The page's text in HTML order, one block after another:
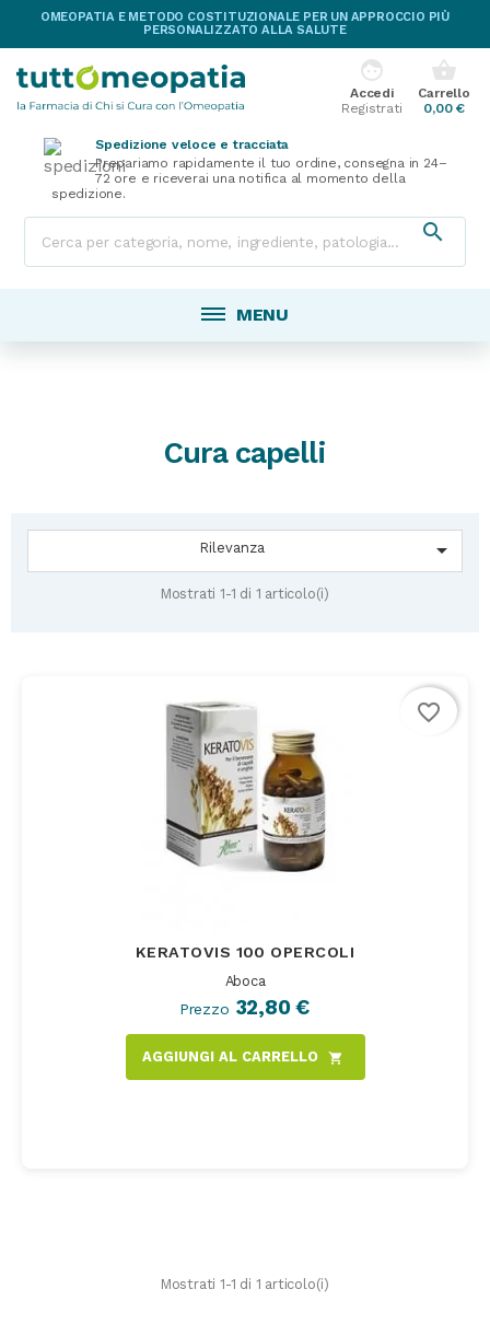
OMEOPATIA E METODO COSTITUZIONALE PER UN APPROCCIO PIÙ
PERSONALIZZATO ALLA SALUTE
shopping_basket
Carrello
0,00 €
face
Accedi
Registrati
Spedizione veloce e tracciata
Prepariamo rapidamente il tuo ordine, consegna in 24–
72 ore e riceverai una notifica al momento della
spedizione.

MENU
Cura capelli
Rilevanza 
Mostrati 1-1 di 1 articolo(i)
KERATOVIS 100 OPERCOLI
Aboca
Prezzo 32,80 €
AGGIUNGI AL CARRELLO shopping_cart
favorite_border
Mostrati 1-1 di 1 articolo(i)